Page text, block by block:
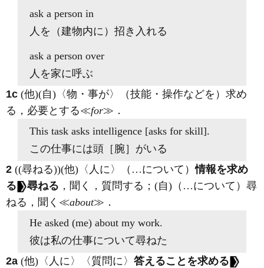
ask a person in
人を（建物内に）招き入れる
ask a person over
人を家に呼ぶ
1c (他)(自) 〈物・事が〉（技能・操作などを）求め
る，必要とする≪for≫ ．
This task asks intelligence [asks for skill].
この仕事には頭［腕］がいる
2 ((尋ねる))(他) 〈人に〉（…について）情報を求め
る
尋ねる ，聞く，質問する； (自) （…について）尋
ねる，聞く≪about≫ ．
He asked (me) about my work.
彼は私の仕事について尋ねた
2a (他) 〈人に〉〈質問に〉 答えることを求める